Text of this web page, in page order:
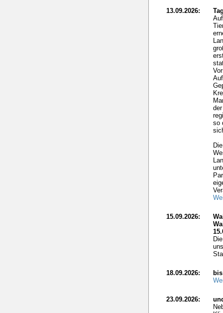
13.09.2026:
so
15.09.2026:
18.09.2026:
bis
23.09.2026: